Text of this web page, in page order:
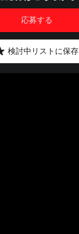
応募する
検討中リストに保存